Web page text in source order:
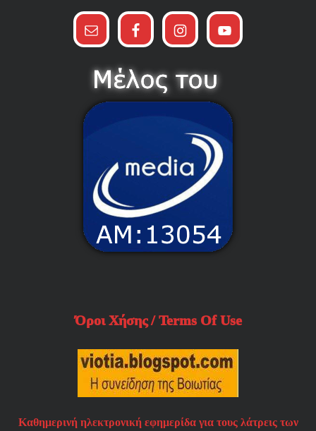
Όροι Χήσης / Terms Of Use
Καθημερινή ηλεκτρονική εφημερίδα για τους λάτρεις των